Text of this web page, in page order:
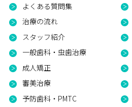
よくある質問集
治療の流れ
スタッフ紹介
一般歯科・虫歯治療
成人矯正
審美治療
予防歯科・PMTC